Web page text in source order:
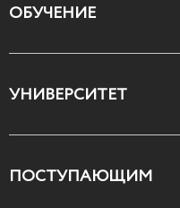
ОБУЧЕНИЕ
Все курсы
УНИВЕРСИТЕТ
Декларация ценностей
ПОСТУПАЮЩИМ